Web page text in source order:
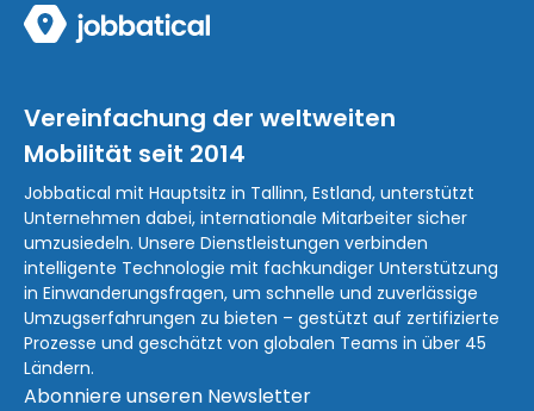
Vereinfachung der weltweiten
Mobilität seit 2014
Jobbatical mit Hauptsitz in Tallinn, Estland, unterstützt
Unternehmen dabei, internationale Mitarbeiter sicher
umzusiedeln. Unsere Dienstleistungen verbinden
intelligente Technologie mit fachkundiger Unterstützung
in Einwanderungsfragen, um schnelle und zuverlässige
Umzugserfahrungen zu bieten – gestützt auf zertifizierte
Prozesse und geschätzt von globalen Teams in über 45
Ländern.
Abonniere unseren Newsletter